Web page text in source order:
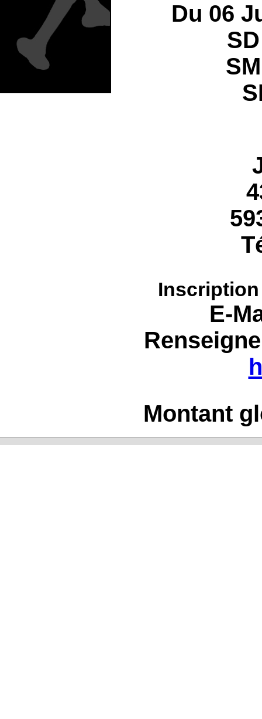
Du 06
E-
Montant